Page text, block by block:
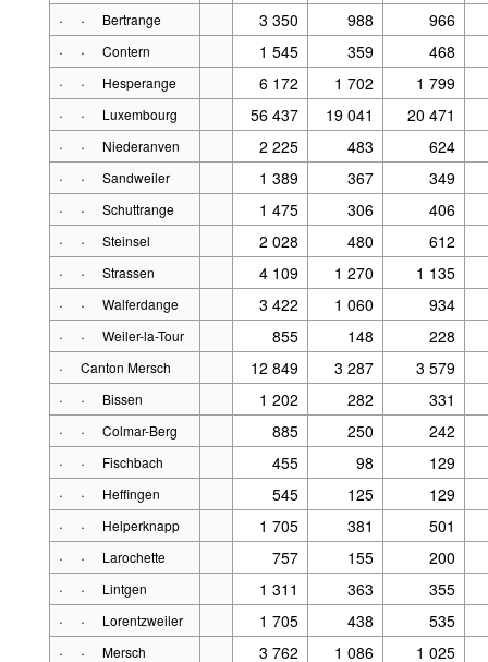
· · Bertrange 3 350 988
966
· · Contern 1 545 359
468
· · Hesperange 6 172 1 702
1 799
· · Luxembourg 56 437 19 041
20 471
· · Niederanven 2 225 483
624
· · Sandweiler 1 389 367
349
· · Schuttrange 1 475 306
406
· · Steinsel 2 028 480
612
· · Strassen 4 109 1 270
1 135
· · Walferdange 3 422 1 060
934
· · Weiler-la-Tour 855 148
228
·
Canton Mersch 12 849 3 287
3 579
· · Bissen 1 202 282
331
· · Colmar-Berg 885 250
242
· · Fischbach 455 98
129
· · Heffingen 545 125
129
· · Helperknapp 1 705 381
501
· · Larochette 757 155
200
· · Lintgen 1 311 363
355
· · Lorentzweiler 1 705 438
535
· · Mersch 3 762 1 086 1 025